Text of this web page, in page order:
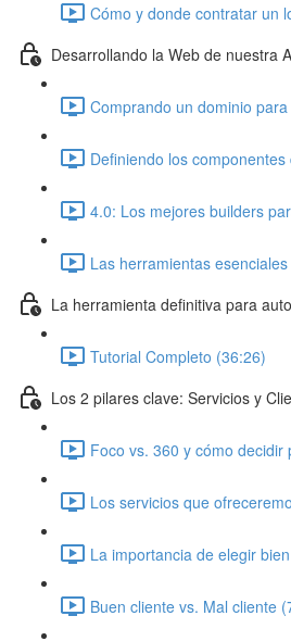
Cómo y donde contratar un
Desarrollando la Web de nuestra
Comprando un dominio
Definiendo los
4.0: Los mejores builders
Las herramientas
La herramienta definitiva para
Tutorial Completo (36:26)
Los 2 pilares clave: Servicios y
Foco vs. 360 y cómo decidir
Los servicios que
La importancia de elegir
Buen cliente vs. Mal cliente